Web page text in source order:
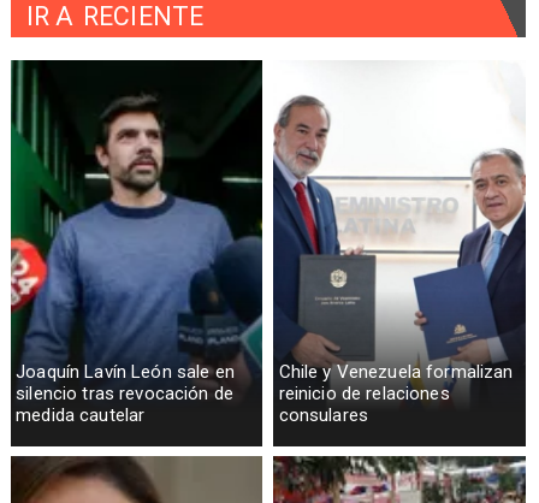
Joaquín Lavín León sale en
silencio tras revocación de
medida cautelar
Chile y Venezuela formalizan
reinicio de relaciones
consulares
IR A RECIENTE